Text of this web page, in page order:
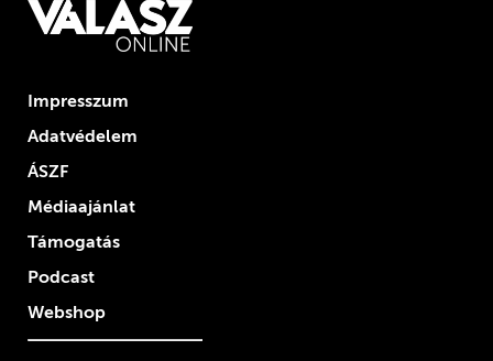
Impresszum
Adatvédelem
ÁSZF
Médiaajánlat
Támogatás
Podcast
Webshop